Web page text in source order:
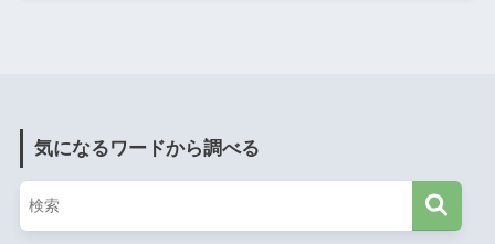
気になるワードから調べる